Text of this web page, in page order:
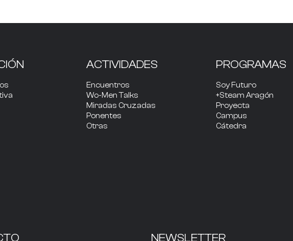
ACTIVIDADES
Encuentros
Wo-Men Talks
Miradas Cruzadas
Ponentes
Otras
PROGRAMAS
Soy Futuro
+Steam Aragón
Proyecta
Campus
Cátedra
NEWSLETTER